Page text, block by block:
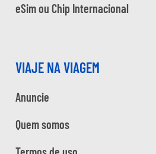
eSim ou Chip Internacional
VIAJE NA VIAGEM
Anuncie
Quem somos